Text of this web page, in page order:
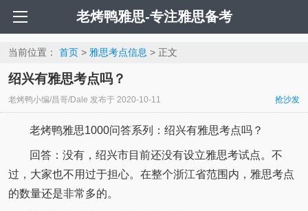
老烤鸭雅思-专注雅思备考
当前位置： 首页> 雅思考点信息 > 正文
绍兴有雅思考点吗？
老烤鸭小编/昌哥/Dale 发布于 2020-10-11 抢沙发
老烤鸭雅思1000问答系列：绍兴有雅思考点吗？
回答：没有，绍兴市目前还没有设立雅思考试点。不
过，大家也不用过于担心。在整个浙江省范围内，雅思考点
的数量还是非常多的。